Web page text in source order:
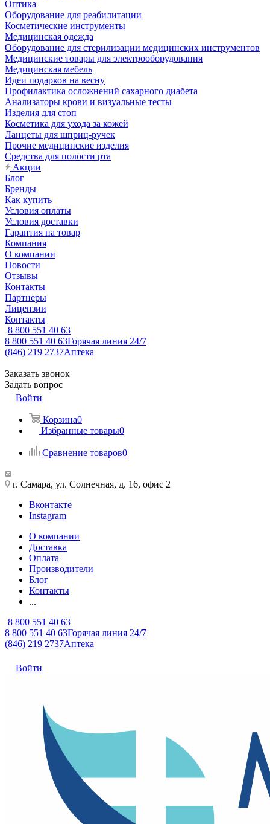
Оптика
Оборудование для реабилитации
Косметические инструменты
Медицинская одежда
Оборудование для стерилизации медицинских инструментов
Медицинские товары для электрооборудования
Медицинская мебель
Идеи подарков на весну
Профилактика осложнений сахарного диабета
Анализаторы крови и визуальные тесты
Изделия для стоп
Косметика для ухода за кожей
Ланцеты для шприц-ручек
Прочие медицинские изделия
Средства для полости рта
Акции
Блог
Бренды
Как купить
Условия оплаты
Условия доставки
Гарантия на товар
Компания
О компании
Новости
Отзывы
Контакты
Партнеры
Лицензии
Контакты
8 800 551 40 63
8 800 551 40 63Горячая линия 24/7
(846) 219 2737Аптека
Заказать звонок
Задать вопрос
Войти
Корзина0
Избранные товары0
Сравнение товаров0
г. Самара, ул. Солнечная, д. 16, офис 2
Вконтакте
Instagram
О компании
Доставка
Оплата
Производители
Блог
Контакты
...
8 800 551 40 63
8 800 551 40 63Горячая линия 24/7
(846) 219 2737Аптека
Войти